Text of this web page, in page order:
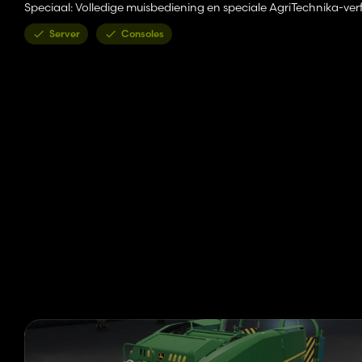
Speciaal: Volledige muisbediening en speciale AgriTechnika-
Server Consoles